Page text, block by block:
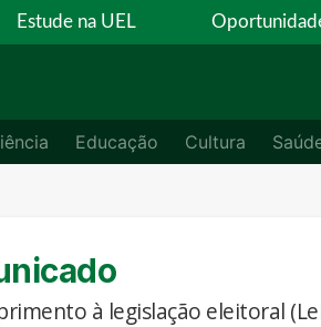
Estude na UEL
Educação Cultura
à legislação eleitoral